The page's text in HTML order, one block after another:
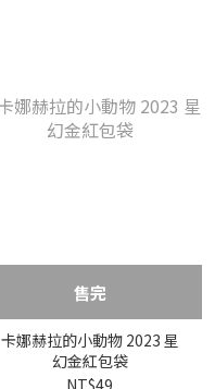
售完
卡娜赫拉的小動物 2023 星
幻金紅包袋
NT$49